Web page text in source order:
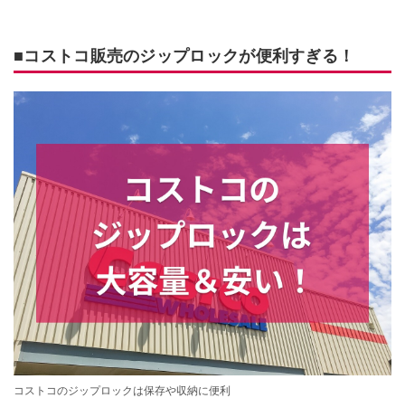
■コストコ販売のジップロックが便利すぎる！
コストコのジップロックは保存や収納に便利